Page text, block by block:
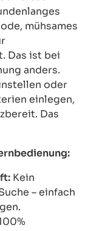
mühsames
Das ist bei
anders.
oder
einlegen,
Das
Kein
– einfach